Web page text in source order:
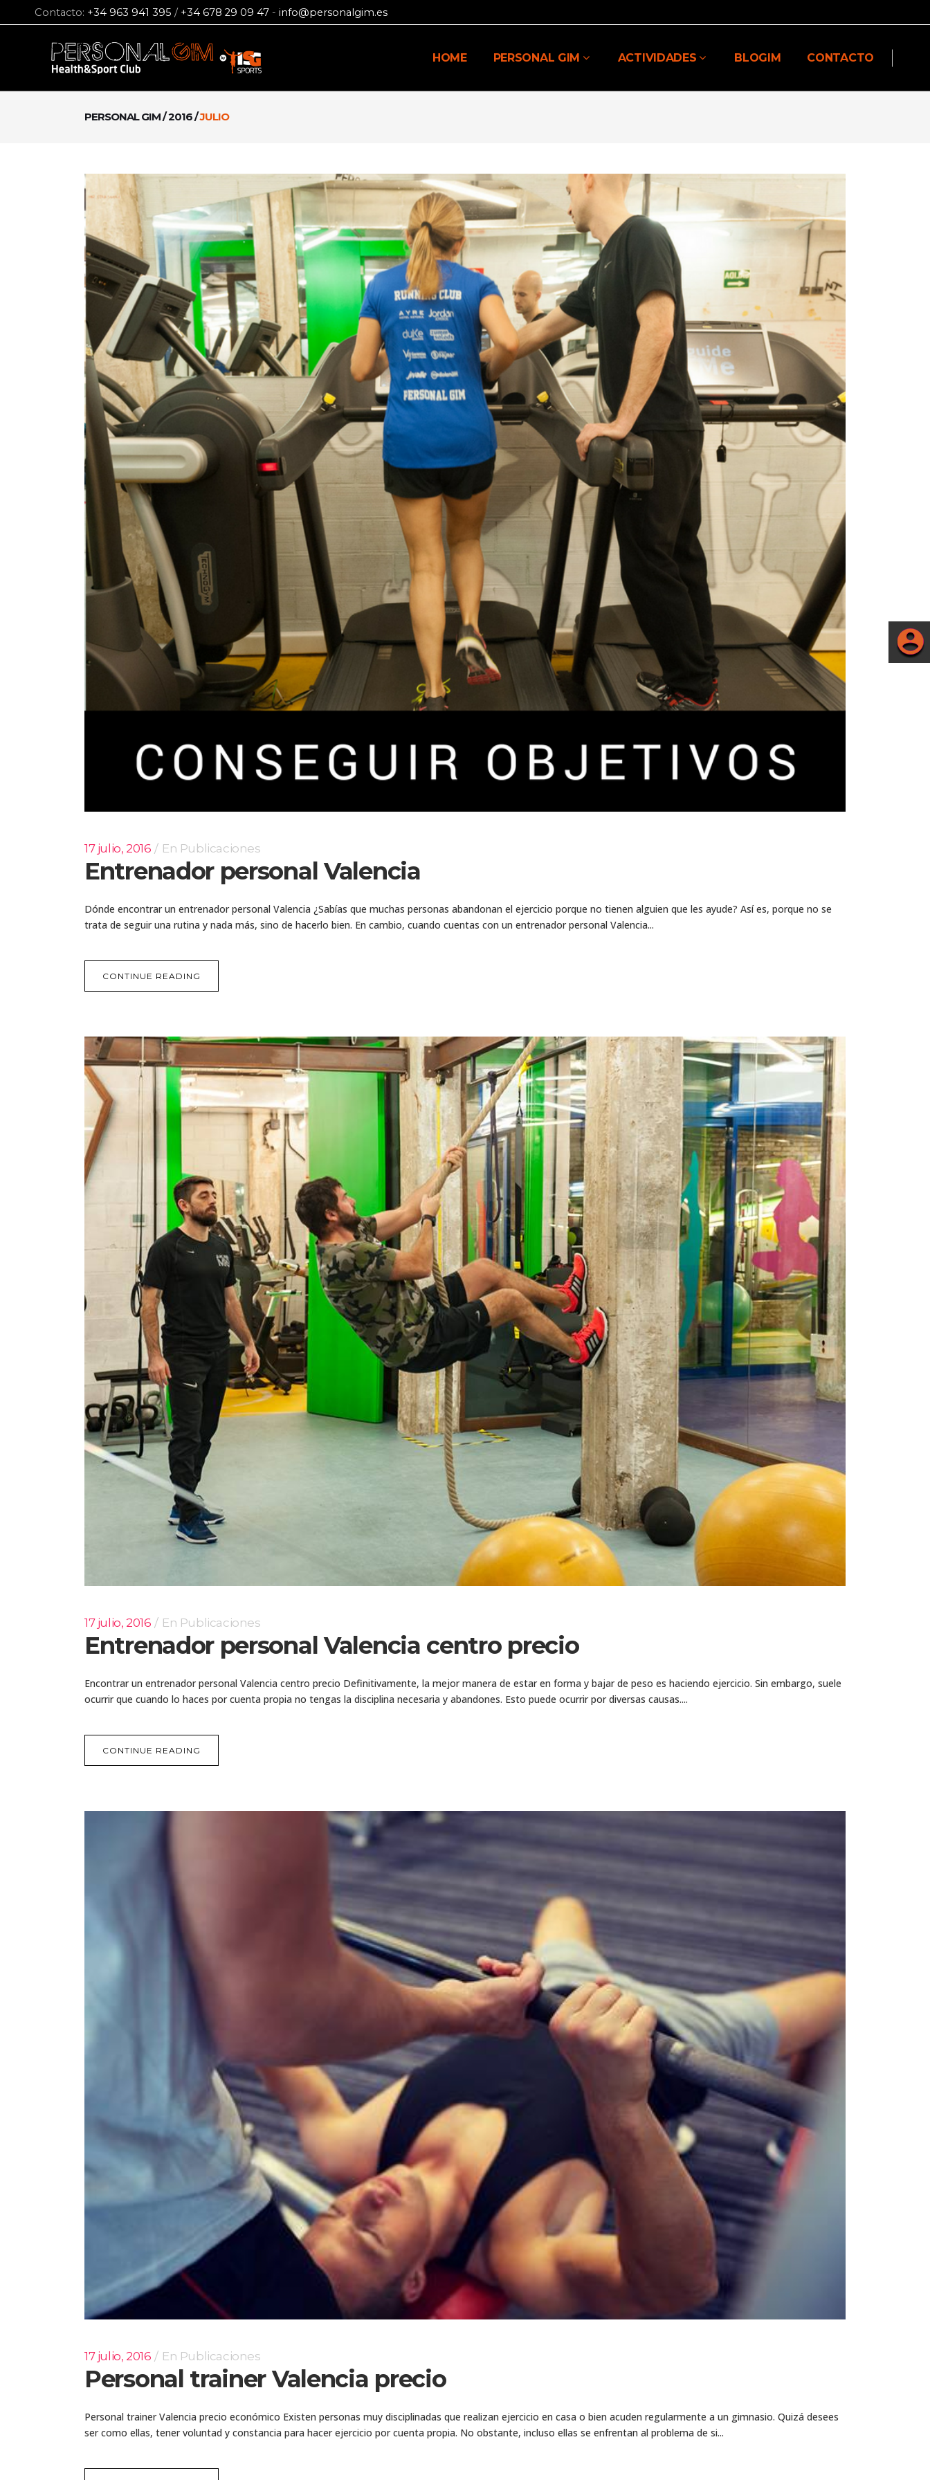
Contacto: +34 963 941 395 / +34 678 29 09 47 - info@personalgim.es
HOME PERSONAL GIM ACTIVIDADES BLOGIM CONTACTO
PERSONAL GIM/2016/JULIO
17 julio, 2016 En Publicaciones
Entrenador personal Valencia
Dónde encontrar un entrenador personal Valencia ¿Sabías que muchas personas abandonan el ejercicio porque no tienen alguien que les ayude? Así es, porque no se
trata de seguir una rutina y nada más, sino de hacerlo bien. En cambio, cuando cuentas con un entrenador personal Valencia...
CONTINUE READING
17 julio, 2016 En Publicaciones
Entrenador personal Valencia centro precio
Encontrar un entrenador personal Valencia centro precio Definitivamente, la mejor manera de estar en forma y bajar de peso es haciendo ejercicio. Sin embargo, suele
ocurrir que cuando lo haces por cuenta propia no tengas la disciplina necesaria y abandones. Esto puede ocurrir por diversas causas....
CONTINUE READING
17 julio, 2016 En Publicaciones
Personal trainer Valencia precio
Personal trainer Valencia precio económico Existen personas muy disciplinadas que realizan ejercicio en casa o bien acuden regularmente a un gimnasio. Quizá desees
ser como ellas, tener voluntad y constancia para hacer ejercicio por cuenta propia. No obstante, incluso ellas se enfrentan al problema de si...